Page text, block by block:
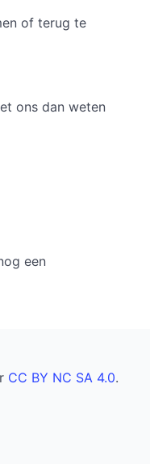
of terug te
ons dan weten
een
CC BY NC SA 4.0.